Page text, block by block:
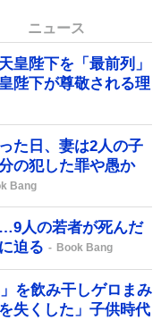
ニュース
皇陛下を「最前列」
陛下が尊敬される理
た日、妻は2人の子
の犯した罪や愚か
Bang
人の若者が死んだ
迫る
Book Bang
を飲み干しゲロまみ
失くした」子供時代